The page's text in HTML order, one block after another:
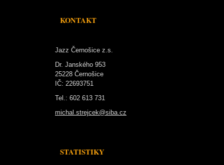
KONTAKT
Jazz Černošice z.s.
Dr. Janského 953
25228 Černošice
IČ: 22693751
Tel.: 602 613 731
michal.strejcek@siba.cz
STATISTIKY